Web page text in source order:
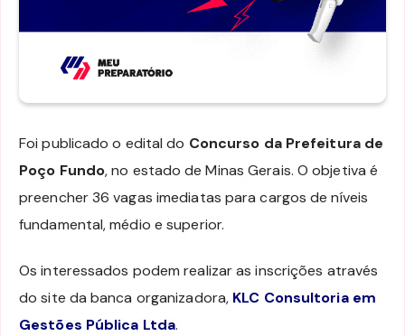
Foi publicado o edital do Concurso da Prefeitura de
Poço Fundo, no estado de Minas Gerais. O objetiva é
preencher 36 vagas imediatas para cargos de níveis
fundamental, médio e superior.
Os interessados podem realizar as inscrições através
do site da banca organizadora, KLC Consultoria em
Gestões Pública Ltda.